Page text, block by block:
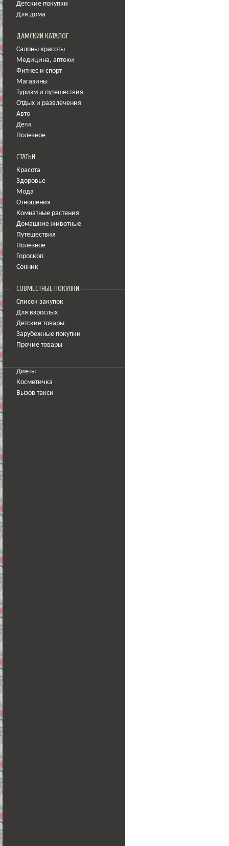
Детские покупки
Для дома
ДАМСКИЙ КАТАЛОГ
Салоны красоты
Медицина, аптеки
Фитнес и спорт
Магазины
Туризм и путешествия
Отдых и развлечения
Авто
Дети
Полезное
СТАТЬИ
Красота
Здоровье
Мода
Отношения
Комнатные растения
Домашние животные
Путешествия
Полезное
Гороскоп
Сонник
СОВМЕСТНЫЕ ПОКУПКИ
Список закупок
Для взрослых
Детские товары
Зарубежные покупки
Прочие товары
Диеты
Косметичка
Вызов такси